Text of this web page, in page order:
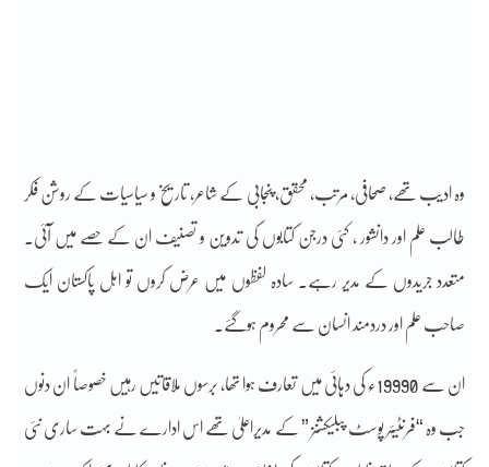
وہ ادیب تھے، صحافی، مرتب، محقق، پنجابی کے شاعر، تاریخ و سیاسیات کے روشن فکر
طالب علم اور دانشور ، کئی درجن کتابوں کی تدوین و تصنیف ان کے حصے میں آئی۔
متعدد جریدوں کے مدیر رہے۔ سادہ لفظوں میں عرض کروں تو اہل پاکستان ایک
صاحب علم اور دردمند انسان سے محروم ہوگئے۔
ان سے 19990ء کی دہائی میں تعارف ہوا تھا، برسوں ملاقاتیں رہیں خصوصاً ان دنوں
جب وہ “فرنٹیئر پوسٹ پبلیکشنز ” کے مدیراعلیٰ تھے اس ادارے نے بہت ساری نئی